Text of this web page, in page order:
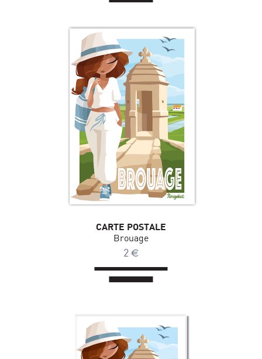
CARTE POSTALE
Brouage
2 €